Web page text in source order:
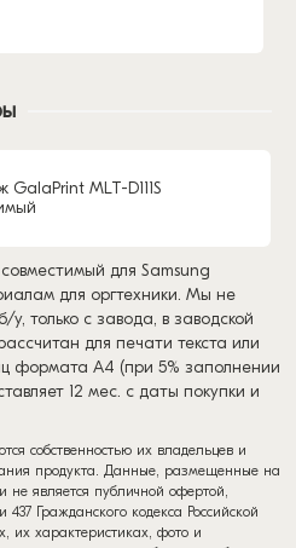
GalaPrint MLT-D111S
для Samsung
для оргтехники. Мы не
только с завода, в заводской
для печати текста или
формата А4 (при 5% заполнении
12 мес. с даты покупки и
собственностью их владельцев и
продукта. Данные, размещенные на
не является публичной офертой,
Гражданского кодекса Российской
их характеристиках, фото и